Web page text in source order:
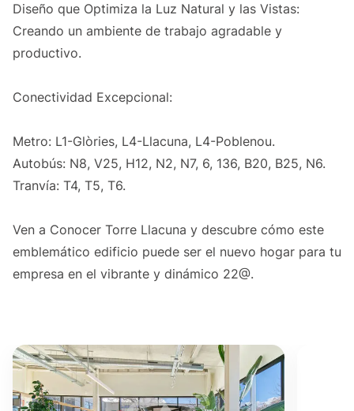
Diseño que Optimiza la Luz Natural y las Vistas:
Creando un ambiente de trabajo agradable y
productivo.
Conectividad Excepcional:
Metro: L1-Glòries, L4-Llacuna, L4-Poblenou.
Autobús: N8, V25, H12, N2, N7, 6, 136, B20, B25, N6.
Tranvía: T4, T5, T6.
Ven a Conocer Torre Llacuna y descubre cómo este
emblemático edificio puede ser el nuevo hogar para tu
empresa en el vibrante y dinámico 22@.